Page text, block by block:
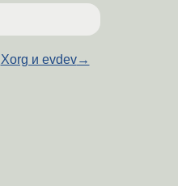
Xorg и evdev→